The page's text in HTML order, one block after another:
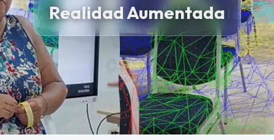
Realidad Aumentada
Centro Regional de Coclé